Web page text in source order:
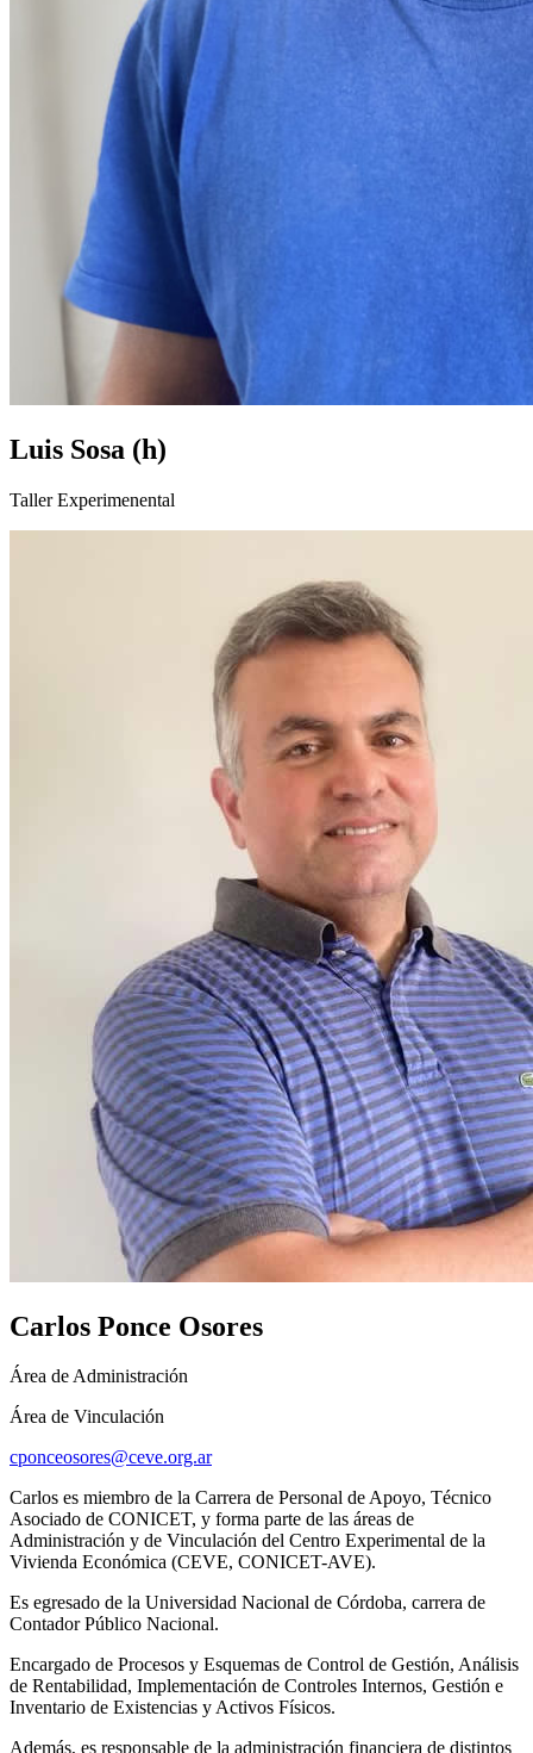
Luis Sosa (h)
Taller Experimenental
Carlos Ponce Osores
Área de Administración
Área de Vinculación
cponceosores@ceve.org.ar
Carlos es miembro de la Carrera de Personal de Apoyo, Técnico
Asociado de CONICET, y forma parte de las áreas de
Administración y de Vinculación del Centro Experimental de la
Vivienda Económica (CEVE, CONICET-AVE).
Es egresado de la Universidad Nacional de Córdoba, carrera de
Contador Público Nacional.
Encargado de Procesos y Esquemas de Control de Gestión, Análisis
de Rentabilidad, Implementación de Controles Internos, Gestión e
Inventario de Existencias y Activos Físicos.
Además, es responsable de la administración financiera de distintos